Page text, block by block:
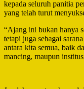
kepada seluruh panitia
yang telah turut
“Ajang ini bukan hanya
tetapi juga sebagai
antara kita semua, baik
mancing, maupun